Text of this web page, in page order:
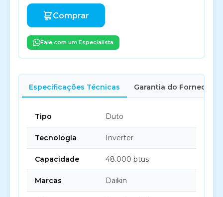
Comprar
Fale com um Especialista
Especificações Técnicas Garantia do Fornecedor
Tipo Duto
Tecnologia Inverter
Capacidade 48.000 btus
Marcas Daikin